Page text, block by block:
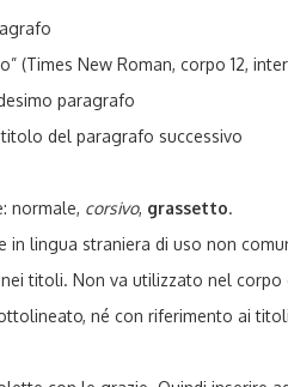
(Times New Roman, corpo 12,
paragrafo
del paragrafo successivo
normale, corsivo, grassetto.
lingua straniera di uso non
titoli. Non va utilizzato nel
né con riferimento ai